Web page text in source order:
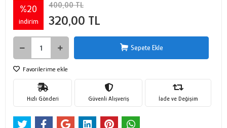
%20
indirim
400,00 TL
320,00 TL
Sepete Ekle
Favorilerime ekle
Hızlı Gönderi Güvenli Alışveriş İade ve Değişim